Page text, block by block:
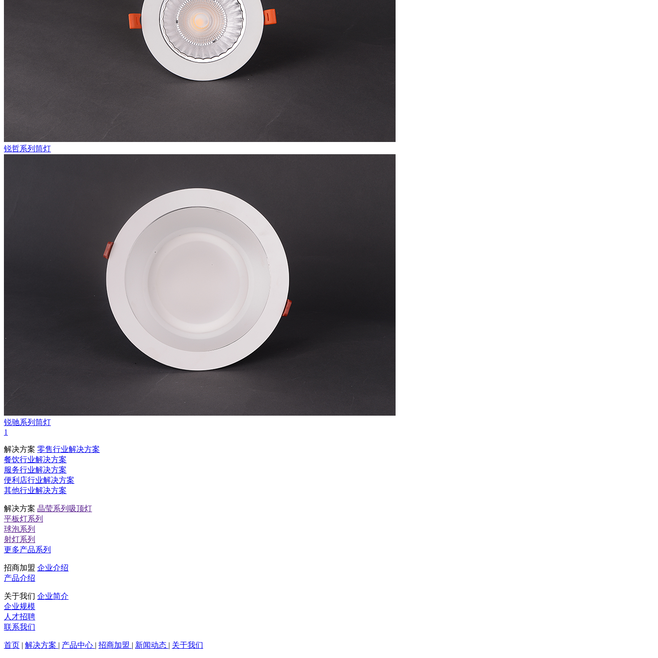
锐哲系列筒灯
锐驰系列筒灯
1
解决方案 零售行业解决方案
餐饮行业解决方案
服务行业解决方案
便利店行业解决方案
其他行业解决方案
解决方案 晶莹系列吸顶灯
平板灯系列
球泡系列
射灯系列
更多产品系列
招商加盟 企业介绍
产品介绍
关于我们 企业简介
企业规模
人才招聘
联系我们
首页 | 解决方案 | 产品中心 | 招商加盟 | 新闻动态 | 关于我们